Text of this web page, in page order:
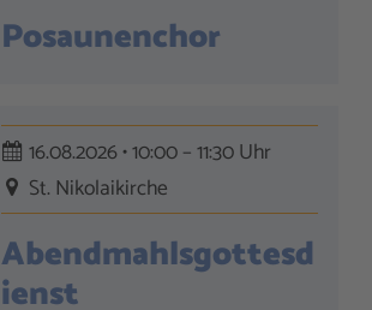
Posaunenchor
16.08.2026 • 10:00 – 11:30 Uhr
St. Nikolaikirche
Abendmahlsgottesd
ienst